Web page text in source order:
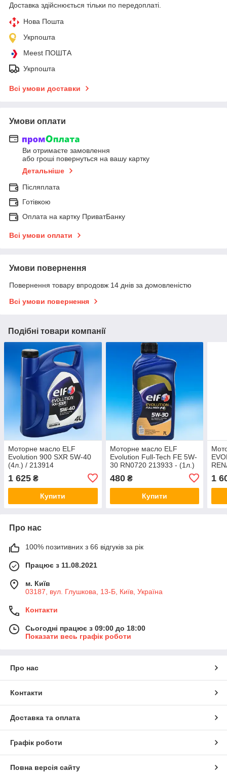
Доставка здійснюється тільки по передоплаті.
Нова Пошта
Укрпошта
Meest ПОШТА
Укрпошта
Всі умови доставки
Умови оплати
Ви отримаєте замовлення
або гроші повернуться на вашу картку
Детальніше
Післяплата
Готівкою
Оплата на картку ПриватБанку
Всі умови оплати
Умови повернення
Повернення товару впродовж 14 днів за домовленістю
Всі умови повернення
Подібні товари компанії
Моторне масло ELF
Evolution 900 SXR 5W-40
(4л.) / 213914
1 625 ₴
Купити
Моторне масло ELF
Evolution Full-Tech FE 5W-
30 RN0720 213933 - (1л.)
480₴
Купити
1
Про нас
100% позитивних з 66 відгуків за рік
Працює з 11.08.2021
м. Київ
03187, вул. Глушкова, 13-Б, Київ, Україна
Контакти
Сьогодні працює з 09:00 до 18:00
Показати весь графік роботи
Про нас
Контакти
Доставка та оплата
Графік роботи
Повна версія сайту